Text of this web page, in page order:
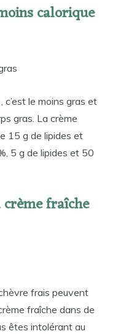
calorique
le moins gras et
gras. La crème
15 g de lipides et
5 g de lipides et 50
fraîche
frais peuvent
fraîche dans de
êtes intolérant au